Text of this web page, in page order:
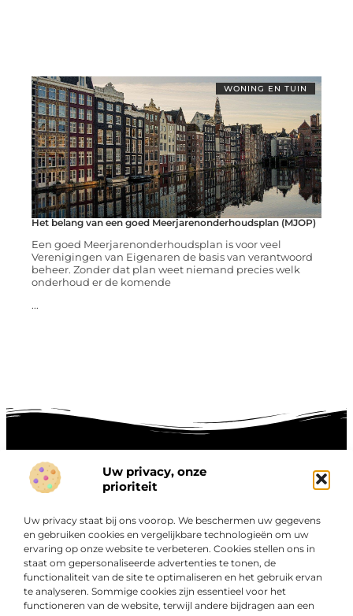
Uw privacy, onze
prioriteit
Uw privacy staat bij ons voorop. We beschermen uw gegevens
en gebruiken cookies en vergelijkbare technologieën om uw
ervaring op onze website te verbeteren. Cookies stellen ons in
staat om gepersonaliseerde advertenties te tonen, de
functionaliteit van de site te optimaliseren en het gebruik ervan
te analyseren. Sommige cookies zijn essentieel voor het
functioneren van de website, terwijl andere bijdragen aan een
WONING EN TUIN
Het belang van een goed Meerjarenonderhoudsplan (MJOP)
Een goed Meerjarenonderhoudsplan is voor veel
Verenigingen van Eigenaren de basis van verantwoord
beheer. Zonder dat plan weet niemand precies welk
onderhoud er de komende
...
Over
Bedrijf
“Ontdek een wereld van boeiende blogs en artikelen die
je zowel inspireren als informeren.”
Bij Exclusiefbedrijf.nl draait alles om het leveren van
kwalitatieve inzichten en verhalen die jouw dagelijks leven
Onze informatie